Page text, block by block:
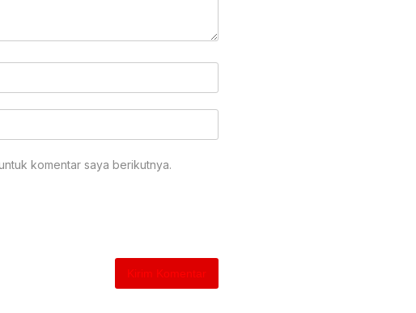
komentar saya berikutnya.